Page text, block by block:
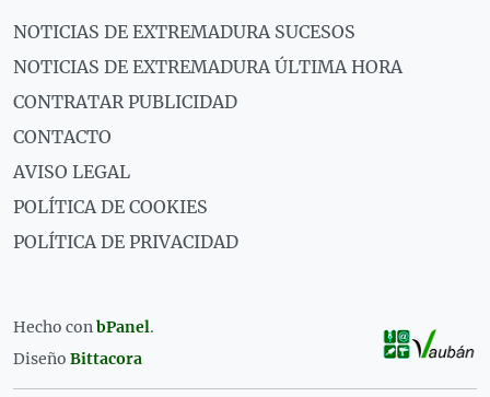
NOTICIAS DE EXTREMADURA SUCESOS
NOTICIAS DE EXTREMADURA ÚLTIMA HORA
CONTRATAR PUBLICIDAD
CONTACTO
AVISO LEGAL
POLÍTICA DE COOKIES
POLÍTICA DE PRIVACIDAD
Hecho conbPanel.
Diseño Bittacora